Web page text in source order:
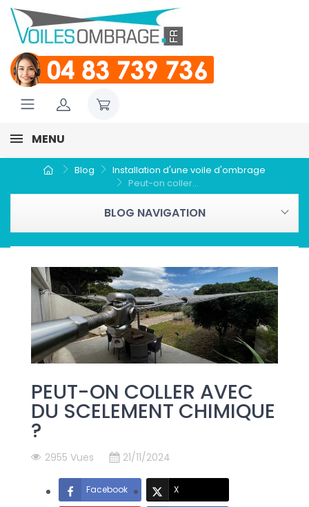
MENU
Blog
Installation d'une voile d'ombrage
Peut-on coller...
BLOG NAVIGATION
PEUT-ON COLLER AVEC
DU SCELEMENT CHIMIQUE
?
2955 Vues 21/11/2024
Facebook X